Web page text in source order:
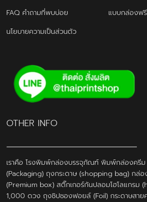
FAQ คำถามที่พบบ่อย
แบบกล่องฟรี
นโยบายความเป็นส่วนตัว
OTHER INFO
เราคือ โรงพิมพ์กล่องบรรจุภัณฑ์ พิมพ์กล่องครี
(Packaging) ถุงกระดาษ (shopping bag) กล่อ
(Premium box) สติ๊กเกอร์กันปลอมโฮโลแกรม
1,000 ดวง ถุงซิปซองฟอยล์ (Foil) กระดาษสาย